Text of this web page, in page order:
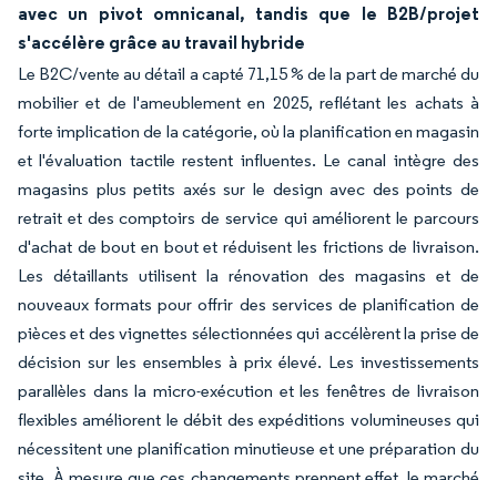
avec un pivot omnicanal, tandis que le B2B/projet
s'accélère grâce au travail hybride
Le B2C/vente au détail a capté 71,15 % de la part de marché du
mobilier et de l'ameublement en 2025, reflétant les achats à
forte implication de la catégorie, où la planification en magasin
et l'évaluation tactile restent influentes. Le canal intègre des
magasins plus petits axés sur le design avec des points de
retrait et des comptoirs de service qui améliorent le parcours
d'achat de bout en bout et réduisent les frictions de livraison.
Les détaillants utilisent la rénovation des magasins et de
nouveaux formats pour offrir des services de planification de
pièces et des vignettes sélectionnées qui accélèrent la prise de
décision sur les ensembles à prix élevé. Les investissements
parallèles dans la micro-exécution et les fenêtres de livraison
flexibles améliorent le débit des expéditions volumineuses qui
nécessitent une planification minutieuse et une préparation du